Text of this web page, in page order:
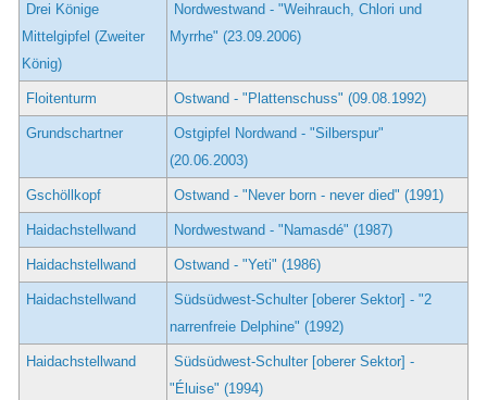
Drei Könige
Mittelgipfel (Zweiter
König)
Nordwestwand - "Weihrauch, Chlori und
Myrrhe" (23.09.2006)
Floitenturm Ostwand - "Plattenschuss" (09.08.1992)
Grundschartner
Ostgipfel Nordwand - "Silberspur"
(20.06.2003)
Gschöllkopf Ostwand - "Never born - never died" (1991)
Haidachstellwand Nordwestwand - "Namasdé" (1987)
Haidachstellwand Ostwand - "Yeti" (1986)
Haidachstellwand
Südsüdwest-Schulter [oberer Sektor] - "2
narrenfreie Delphine" (1992)
Haidachstellwand
Südsüdwest-Schulter [oberer Sektor] -
"Éluise" (1994)